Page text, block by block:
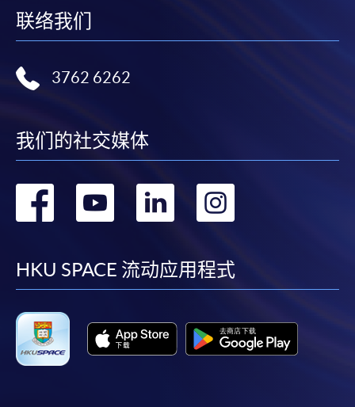
信用卡持有人。详情请向学院报名中心职员查询。
大部份公开招生的课程（以先到先得形式报名）及个
Mastercard缴付有关课程的报名费或学费。除上述支
付方式之外，如就读学历颁授课程设有网上服务，学
员亦可以微信支付（Online WeChat Pay）、支付宝
（Online Alipay）或转数快（FPS）缴付学费，详情请
参阅报名办法 -网上报名服务 。
注意事项:
如报读课程将在五个工作天内开课，为免邮递延误报
名程序，建议申请人亲身到学院报名中心报名，并避
免使用支票付款。
联络我们
3762 6262
我们的社交媒体
转
facebook
转
youtube
转
linkedin
转
HKU SPACE 流动应用程式